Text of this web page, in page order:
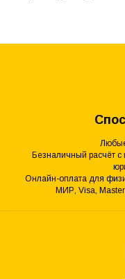
Безналичный расчёт
Онлайн-оплата для
МИР, Visa,